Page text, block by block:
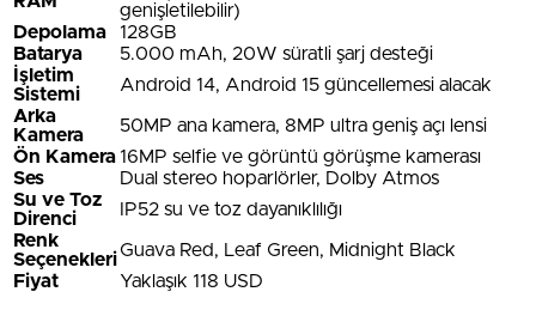
genişletilebilir)
Depolama
128GB
Batarya
5.000 mAh, 20W süratli şarj desteği
İşletim
Sistemi
Android 14, Android 15 güncellemesi alacak
Arka
Kamera
50MP ana kamera, 8MP ultra geniş açı lensi
Ön Kamera 16MP selfie ve görüntü görüşme kamerası
Ses
Dual stereo hoparlörler, Dolby Atmos
Su ve Toz
Direnci
IP52 su ve toz dayanıklılığı
Renk
SeçenekleriGuava Red, Leaf Green, Midnight Black
Fiyat
Yaklaşık 118 USD